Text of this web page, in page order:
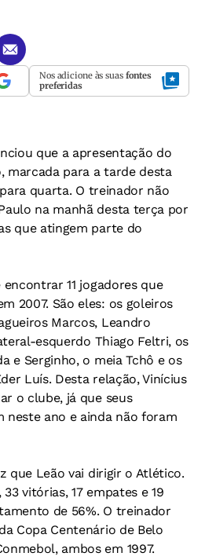
Nos adicione às suas fontes
preferidas
que a apresentação do
marcada para a tarde desta
quarta. O treinador não
na manhã desta terça por
que atingem parte do
11 jogadores que
2007. São eles: os goleiros
Marcos, Leandro
esquerdo Thiago Feltri, os
e Serginho, o meia Tchô e os
Luís. Desta relação, Vinícius
o clube, já que seus
neste ano e ainda não foram
que Leão vai dirigir o Atlético.
vitórias, 17 empates e 19
de 56%. O treinador
Copa Centenário de Belo
ambos em 1997.